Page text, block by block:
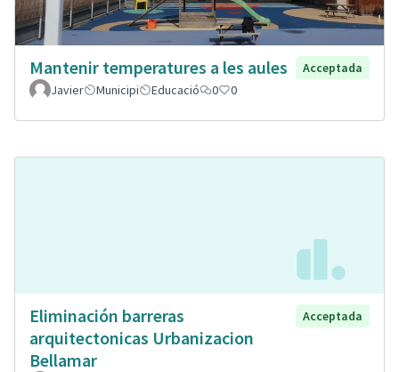
Mantenir temperatures a les aules
Acceptada
Javier
Municipi Educació 0 0
Eliminación barreras
arquitectonicas Urbanizacion
Bellamar
Acceptada